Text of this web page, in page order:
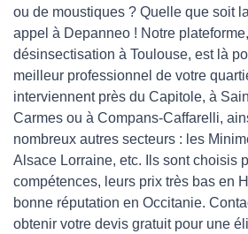
ou de moustiques ? Quelle que soit
appel à Depanneo ! Notre
désinsectisation à Toulouse, est là
meilleur professionnel de votre
interviennent près du Capitole, à
Carmes ou à Compans-Caffarelli,
nombreux autres secteurs : les
Alsace Lorraine, etc. Ils sont choisis
compétences, leurs prix très bas en
bonne réputation en Occitanie.
obtenir votre devis gratuit pour une